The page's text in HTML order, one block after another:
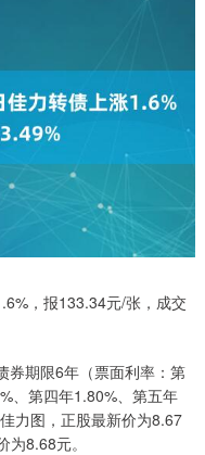
，报133.34元/张，成交
券期限6年（票面利率：第
、第四年1.80%、第五年
力图，正股最新价为8.67
8.68元。